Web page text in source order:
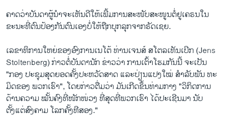
ຄາດ​ວ່າ​ບັນດາ​ຜູ້ນຳ​ຈະ​ເຫັນ​ດີ​ໃຫ້​ເພີ້ມ​ການ​ສະໜັບສະໜູນຕໍ່ຢູ​ເຄ​ຣນ​ໃນ​
ຂະນະ​ທີ່​ຕົນ​ປ້ອງ​ກັນ​ຕົນ​ເອງ​ບໍ່​ໃຫ້​ຖືກບຸກ​ລຸກ​ຈາກຣັດ​ເຊຍ.
ເລຂາທິການໃຫຍ່ຂອງອົງການເນໂຕ້ ທ່ານເຈນ​ສ໌ ສ​ໂຕ​ລ​ເທັນ​ເບີກ (Jens
Stoltenberg) ກ່າວຕໍ່ບັນດານັກ ຂ່າວວ່າ ການເຕົ້າໂຮມກັນນີ້ ຈະເປັນ
"ກອງ ປະຊຸມສຸດຍອດຄັ້ງປະຫວັດສາດ ແລະປ່ຽນແປງໃໝ່ ສໍາລັບພັນ ທະ
ມິດຂອງ ພວກເຮົາ", ໂດຍກ່າວຕື່ມວ່າ ມັນເກີດຂຶ້ນທ່າມກາງ "ວິກິດການ
ດ້ານຄວາມ ໝັ້ນຄົງທີ່ໜັກໜ່ວງ ທີ່ສຸດທີ່ພວກເຮົາ ໄດ້ປະເຊີນມາ ນັບ
ຕັ້ງແຕ່ສົງຄາມ ໂລກຄັ້ງທີສອງ."